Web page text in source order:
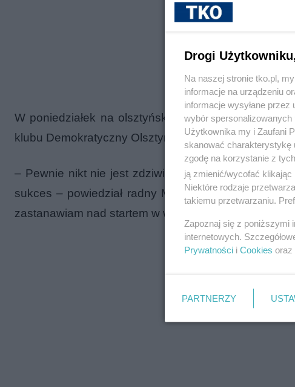
W poniedziałek na olsztyńskiej starówce z
klubu Demokratyczny Olsztyn zadeklarował start w
– Pewnie nikt nie jest zdziwiony, że jest ten
sukces – powiedział radny Małkowski – Byłoby z
zastanawiam nad startem w wyborach prezydenckich.
Drogi
Na naszej stronie tko.pl,
informacje na urządzeniu
informacje wysyłane
wybór spersonalizowanych
Użytkownika my i Zaufani
skanować charakterystykę
zgodę na korzystanie z
ją zmienić/wycofać
Niektóre rodzaje
takiemu przetwarzaniu.
Zapoznaj się z poniższymi
internetowych.
Prywatności i Cookies oraz
PARTNERZY